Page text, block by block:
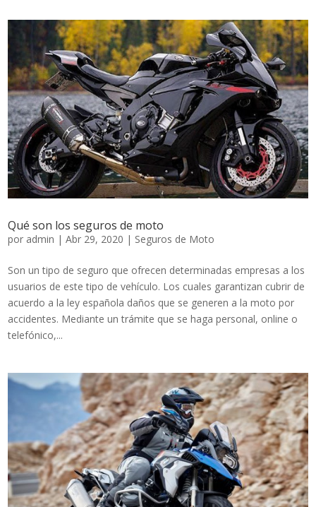
Qué son los seguros de moto
por admin |Abr 29, 2020 | Seguros de Moto
Son un tipo de seguro que ofrecen determinadas empresas a los
usuarios de este tipo de vehículo. Los cuales garantizan cubrir de
acuerdo a la ley española daños que se generen a la moto por
accidentes. Mediante un trámite que se haga personal, online o
telefónico,...